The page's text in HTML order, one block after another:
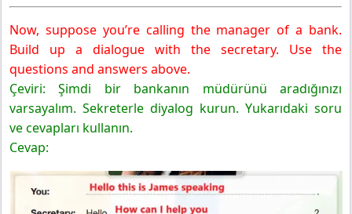
Now, suppose you’re calling the manager of a bank.
Build up a dialogue with the secretary. Use the
questions and answers above.
Çeviri: Şimdi bir bankanın müdürünü aradığınızı
varsayalım. Sekreterle diyalog kurun. Yukarıdaki soru
ve cevapları kullanın.
Cevap: